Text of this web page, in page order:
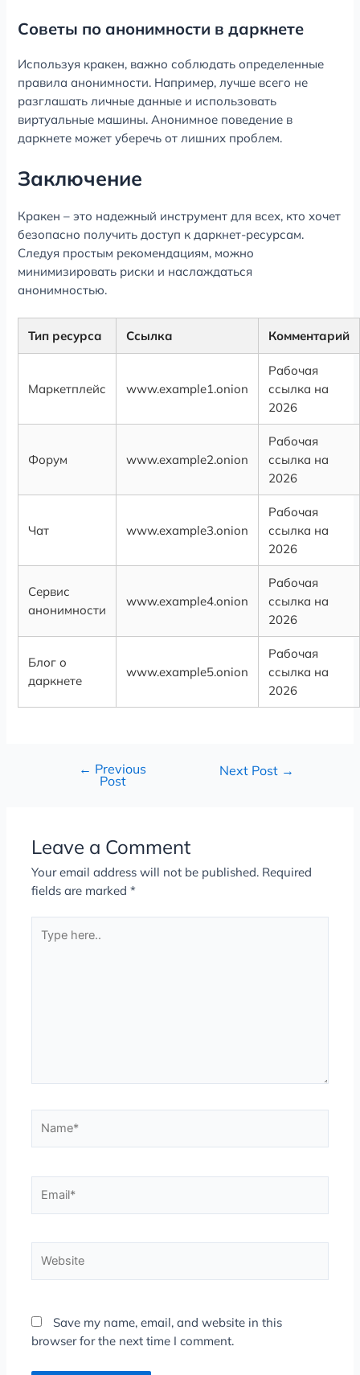
Советы по анонимности в даркнете
Используя кракен, важно соблюдать определенные
правила анонимности. Например, лучше всего не
разглашать личные данные и использовать
виртуальные машины. Анонимное поведение в
даркнете может уберечь от лишних проблем.
Заключение
Кракен – это надежный инструмент для всех, кто хочет
безопасно получить доступ к даркнет-ресурсам.
Следуя простым рекомендациям, можно
минимизировать риски и наслаждаться
анонимностью.
Тип ресурса Ссылка Комментарий
Маркетплейс www.example1.onion
Рабочая
ссылка на
2026
Форум www.example2.onion
Рабочая
ссылка на
2026
Чат www.example3.onion
Рабочая
ссылка на
2026
Сервис
анонимности
www.example4.onion
Рабочая
ссылка на
2026
Блог о
даркнете
www.example5.onion
Рабочая
ссылка на
2026
← Previous
Post
Next Post →
Leave a Comment
Your email address will not be published. Required
fields are marked*
here..
Save my name, email, and website in this
browser for the next time I comment.